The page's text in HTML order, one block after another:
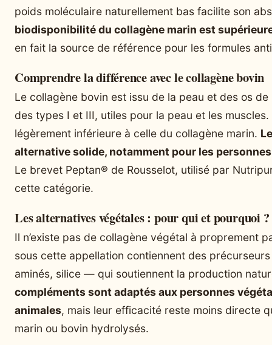
poids moléculaire naturellement bas facilite son
biodisponibilité du collagène marin est
en fait la source de référence pour les formules
Comprendre la différence avec le collagène bovin
Le collagène bovin est issu de la peau et des os
des types I et III, utiles pour la peau et les
légèrement inférieure à celle du collagène marin.
alternative solide, notamment pour les
Le brevet Peptan® de Rousselot, utilisé par
cette catégorie.
Les alternatives végétales : pour qui et pourquoi ?
Il n’existe pas de collagène végétal à proprement
sous cette appellation contiennent des
aminés, silice — qui soutiennent la production
compléments sont adaptés aux personnes
animales, mais leur efficacité reste moins directe
marin ou bovin hydrolysés.